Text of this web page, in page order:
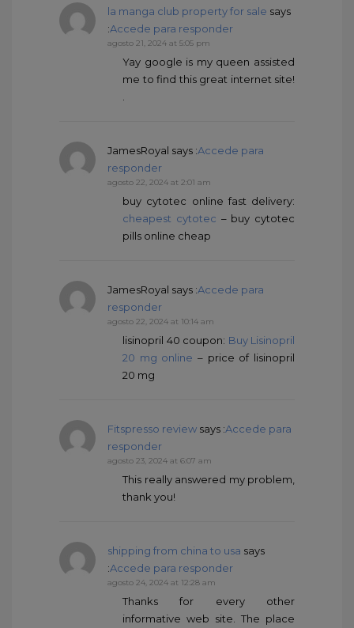
la manga club property for sale says
:Accede para responder
agosto 21, 2024 at 5:05 pm
Yay google is my queen assisted
me to find this great internet site!
JamesRoyal says :Accede para
responder
agosto 22, 2024 at 2:01 am
buy cytotec online fast delivery:
cheapest cytotec – buy cytotec
pills online cheap
JamesRoyal says :Accede para
responder
agosto 22, 2024 at 10:14 am
lisinopril 40 coupon: Buy Lisinopril
20 mg online – price of lisinopril
20 mg
Fitspresso review says :Accede para
responder
agosto 23, 2024 at 6:07 am
This really answered my problem,
thank you!
shipping from china to usa says
:Accede para responder
agosto 24, 2024 at 12:28 am
Thanks for every other
informative web site. The place